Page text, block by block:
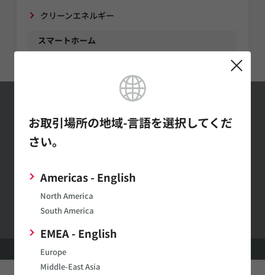
お取引場所の地域-言語を選択してくだ
さい。
Americas - English
North America
South America
EMEA - English
Europe
Middle-East Asia
クリーンエネルギー
スマートホーム
お問い合わせ
お問い合わせはこちら
村田製作所ウェブサイトへのご意見・ご要望
HOME アプリケーション